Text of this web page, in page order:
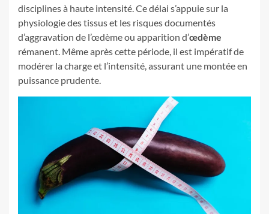
disciplines à haute intensité. Ce délai s’appuie sur la
physiologie des tissus et les risques documentés
d’aggravation de l’œdème ou apparition d’œdème
rémanent. Même après cette période, il est impératif de
modérer la charge et l’intensité, assurant une montée en
puissance prudente.